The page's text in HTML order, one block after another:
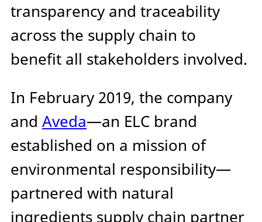
transparency and traceability
across the supply chain to
benefit all stakeholders involved.
In February 2019, the company
and Aveda—an ELC brand
established on a mission of
environmental responsibility—
partnered with natural
ingredients supply chain partner